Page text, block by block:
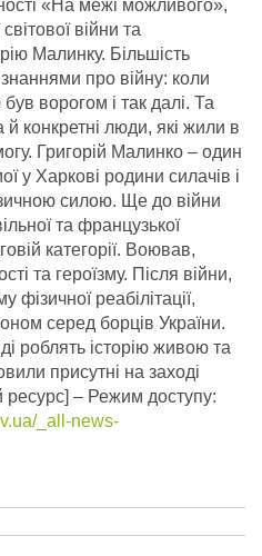
«На межі можливого»,
війни та
Малинку. Більшість
про війну: коли
ворогом і так далі. Та
й конкретні люди, які жили в
Григорій Малинко – один
у Харкові родини силачів і
силою. Ще до війни
та французької
категорії. Воював,
та героїзму. Після війни,
реабілітації,
серед борців України.
роблять історію живою та
присутні на заході
ресурс] – Режим доступу:
_all-news-